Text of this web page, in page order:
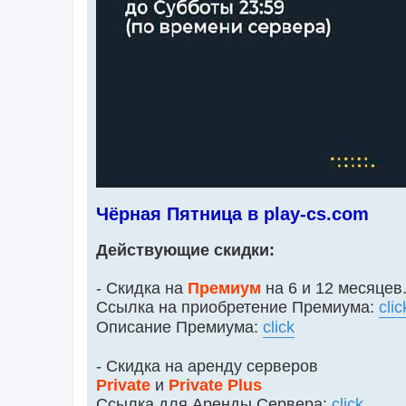
Чёрная Пятница в play-cs.com
Действующие скидки:
- Cкидка на Премиум на 6 и 12 месяцев.
Ссылка на приобретение Премиума:
Описание Премиума: click
- Скидка на аренду серверов
Private и Private Plus